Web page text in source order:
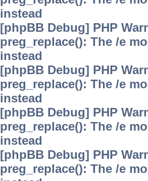
instead
[phpBB Debug] PHP
preg_replace(): The /e
instead
[phpBB Debug] PHP
preg_replace(): The /e
instead
[phpBB Debug] PHP
preg_replace(): The /e
instead
[phpBB Debug] PHP
preg_replace(): The /e